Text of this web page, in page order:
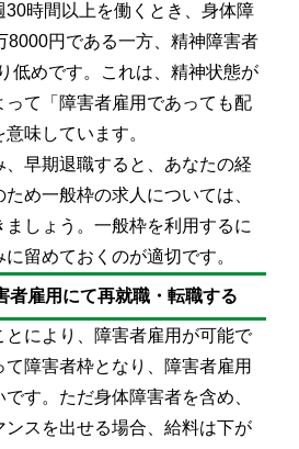
時間以上を働くとき、身体障
8000円である一方、精神障害者
低めです。これは、精神状態が
て「障害者雇用であっても配
味しています。
早期退職すると、あなたの経
め一般枠の求人については、
しょう。一般枠を利用するに
留めておくのが適切です。
者雇用にて再就職・転職する
により、障害者雇用が可能で
障害者枠となり、障害者雇用
す。ただ身体障害者を含め、
スを出せる場合、給料は下が